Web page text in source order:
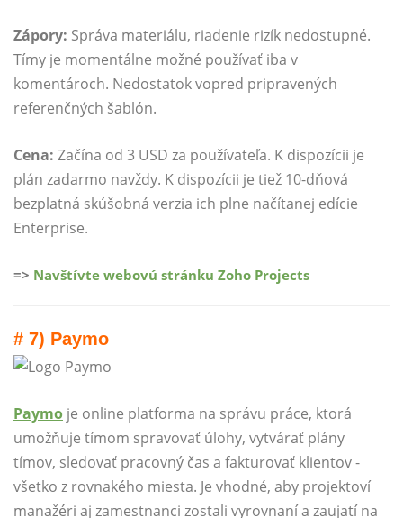
Zápory: Správa materiálu, riadenie rizík nedostupné.
Tímy je momentálne možné používať iba v
komentároch. Nedostatok vopred pripravených
referenčných šablón.
Cena: Začína od 3 USD za používateľa. K dispozícii je
plán zadarmo navždy. K dispozícii je tiež 10-dňová
bezplatná skúšobná verzia ich plne načítanej edície
Enterprise.
=> Navštívte webovú stránku Zoho Projects
# 7) Paymo
Paymo je online platforma na správu práce, ktorá
umožňuje tímom spravovať úlohy, vytvárať plány
tímov, sledovať pracovný čas a fakturovať klientov -
všetko z rovnakého miesta. Je vhodné, aby projektoví
manažéri aj zamestnanci zostali vyrovnaní a zaujatí na